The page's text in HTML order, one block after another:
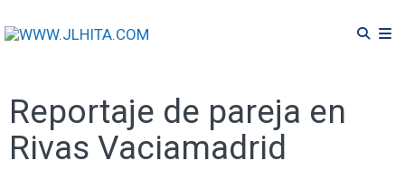
Reportaje de pareja en
Rivas Vaciamadrid